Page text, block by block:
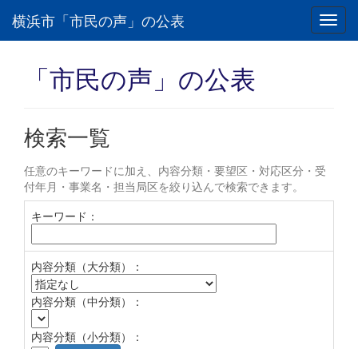
横浜市「市民の声」の公表
「市民の声」の公表
検索一覧
任意のキーワードに加え、内容分類・要望区・対応区分・受
付年月・事業名・担当局区を絞り込んで検索できます。
キーワード：
内容分類（大分類）：
内容分類（中分類）：
内容分類（小分類）：